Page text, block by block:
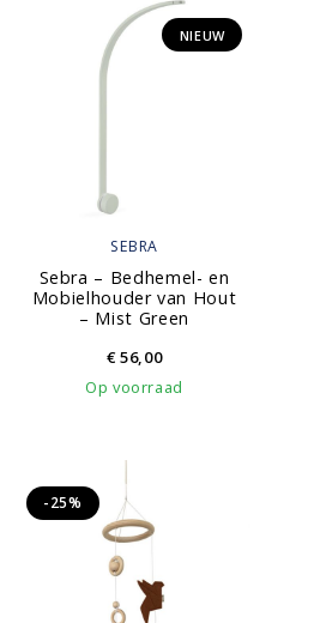
SEBRA
Sebra – Bedhemel- en
Mobielhouder van Hout
– Mist Green
NIEUW
€56,00
Op voorraad
-25%